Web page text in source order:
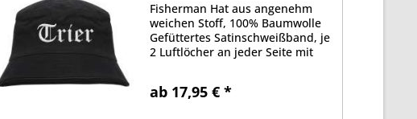
Fisherman Hat aus angenehm
weichen Stoff, 100% Baumwolle
Gefüttertes Satinschweißband, je
2 Luftlöcher an jeder Seite mit
S/M (ca. 56cm Kopfumfang) oder
ab 17,95 € *